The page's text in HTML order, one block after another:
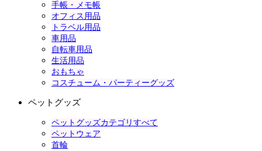
手帳・メモ帳
オフィス用品
トラベル用品
車用品
自転車用品
生活用品
おもちゃ
コスチューム・パーティーグッズ
ペットグッズ
ペットグッズカテゴリすべて
ペットウェア
首輪